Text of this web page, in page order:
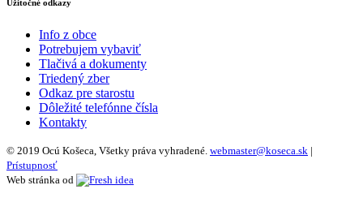
Užitočné odkazy
Info z obce
Potrebujem vybaviť
Tlačivá a dokumenty
Triedený zber
Odkaz pre starostu
Dôležité telefónne čísla
Kontakty
© 2019 Ocú Košeca, Všetky práva vyhradené. webmaster@koseca.sk |
Prístupnosť
Web stránka od